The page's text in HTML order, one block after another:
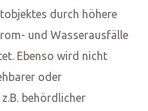
durch höhere
und Wasserausfälle
Ebenso wird nicht
oder
behördlicher